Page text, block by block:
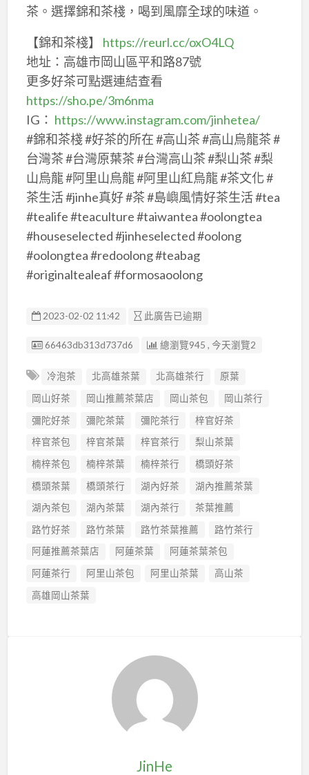
茶。選擇錦和茶棧，喝到風靡全球的味道。
【錦和茶棧】 https://reurl.cc/oxO4LQ
地址：高雄市岡山區平和路87號
更多好茶可點選連結查看
https://sho.pe/3m6nma
IG： https://www.instagram.com/jinhetea/
#錦和茶棧 #好茶的所在 #高山茶 #高山烏龍茶 #
台灣茶 #台灣原葉茶 #台灣高山茶 #梨山茶 #梨
山烏龍 #阿里山烏龍 #阿里山紅烏龍 #茶文化 #
茶生活 #jinhe真好 #茶 #島嶼風情好茶生活 #tea
#tealife #teaculture #taiwantea #oolongtea
#houseselected #jinheselected #oolong
#oolongtea #redoolong #teabag
#originaltealeaf #formosaoolong
2023-02-02 11:42 此廣告已逾期
廣告编號
66463db313d737d6 總瀏覽945 , 今天瀏覽2
冷泡茶 北高雄茶葉 北高雄茶行
原葉
岡山好茶
岡山推薦茶葉店 岡山茶包
岡山茶行
彌陀好茶
彌陀茶葉 彌陀茶行
梓官好茶
梓官茶包
梓官茶葉 梓官茶行
梨山茶葉
楠梓茶包
楠梓茶葉 楠梓茶行
橋頭好茶
橋頭茶葉
橋頭茶行 湖內好茶
湖內推薦茶葉
湖內茶包
湖內茶葉 湖內茶行
茶葉推薦
路竹好茶
路竹茶葉 路竹茶葉推薦
路竹茶行
阿蓮推薦茶葉店
阿蓮茶葉
阿蓮茶葉茶包
阿蓮茶行
阿里山茶包 阿里山茶葉
高山茶
高雄岡山茶葉
JinHe